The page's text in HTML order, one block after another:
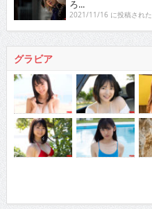
ろ...
2021/11/16 に投稿された
グラビア